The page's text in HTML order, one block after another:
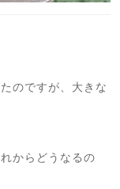
のですが、大きな
からどうなるの